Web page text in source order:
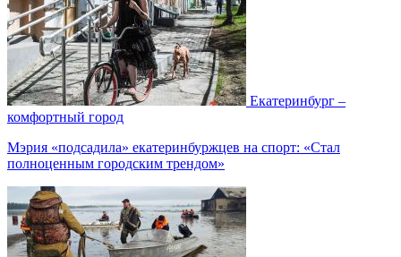
Екатеринбург –
комфортный город
Мэрия «подсадила» екатеринбуржцев на спорт: «Стал
полноценным городским трендом»